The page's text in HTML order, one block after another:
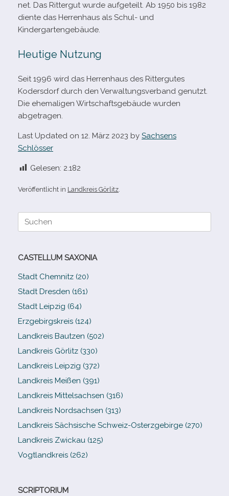
net. Das Rittergut wurde auf­ge­teilt. Ab 1950 bis 1982
diente das Herrenhaus als Schul- und
Kindergartengebäude.
Heutige Nutzung
Seit 1996 wird das Herrenhaus des Rittergutes
Kodersdorf durch den Verwaltungsverband genutzt.
Die ehe­ma­li­gen Wirtschaftsgebäude wur­den
abgetragen.
Last Updated on 12. März 2023 by Sachsens
Schlösser
Gelesen: 2.182
Veröffentlicht in Landkreis Görlitz
Suche
CASTELLUM SAXONIA
Stadt Chemnitz (20)
Stadt Dresden (161)
Stadt Leipzig (64)
Erzgebirgskreis (124)
Landkreis Bautzen (502)
Landkreis Görlitz (330)
Landkreis Leipzig (372)
Landkreis Meißen (391)
Landkreis Mittelsachsen (316)
Landkreis Nordsachsen (313)
Landkreis Sächsische Schweiz-​Osterzgebirge (270)
Landkreis Zwickau (125)
Vogtlandkreis (262)
SCRIPTORIUM